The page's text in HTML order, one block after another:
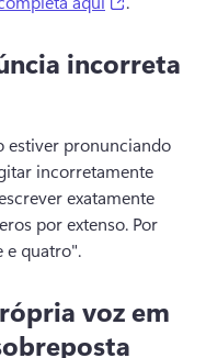
incorreta
estiver pronunciando
incorretamente
exatamente
por extenso. Por
e quatro".
voz em